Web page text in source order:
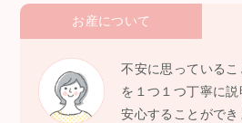
お産について
不安に思っている
を１つ１つ丁寧に説
安心することがで